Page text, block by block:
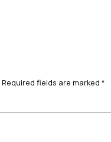
Required fields are marked *